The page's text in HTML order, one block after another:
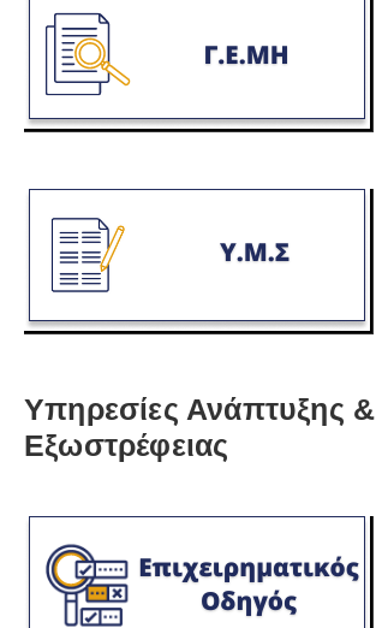
Υπηρεσίες Ανάπτυξης &
Εξωστρέφειας